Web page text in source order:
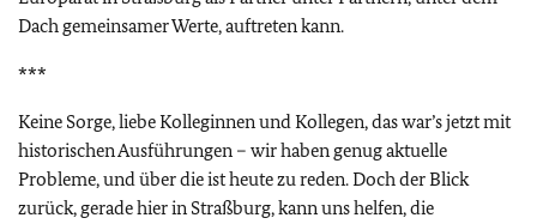
Dach gemeinsamer Werte, auftreten kann.
***
Keine Sorge, liebe Kolleginnen und Kollegen, das war’s jetzt mit
historischen Ausführungen – wir haben genug aktuelle
Probleme, und über die ist heute zu reden. Doch der Blick
zurück, gerade hier in Straßburg, kann uns helfen, die